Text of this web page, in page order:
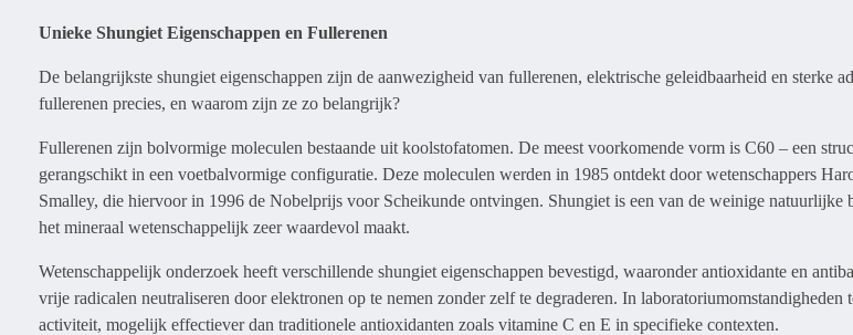
Unieke Shungiet Eigenschappen en Fullerenen
De belangrijkste shungiet eigenschappen zijn de aanwezigheid van fullerenen, elektrische geleidbaarheid en sterke
fullerenen precies, en waarom zijn ze zo belangrijk?
Fullerenen zijn bolvormige moleculen bestaande uit koolstofatomen. De meest voorkomende vorm is C60 – een
gerangschikt in een voetbalvormige configuratie. Deze moleculen werden in 1985 ontdekt door wetenschappers
Smalley, die hiervoor in 1996 de Nobelprijs voor Scheikunde ontvingen. Shungiet is een van de weinige natuurlijke
het mineraal wetenschappelijk zeer waardevol maakt.
Wetenschappelijk onderzoek heeft verschillende shungiet eigenschappen bevestigd, waaronder antioxidante en
vrije radicalen neutraliseren door elektronen op te nemen zonder zelf te degraderen. In laboratoriumomstandigheden
activiteit, mogelijk effectiever dan traditionele antioxidanten zoals vitamine C en E in specifieke contexten.